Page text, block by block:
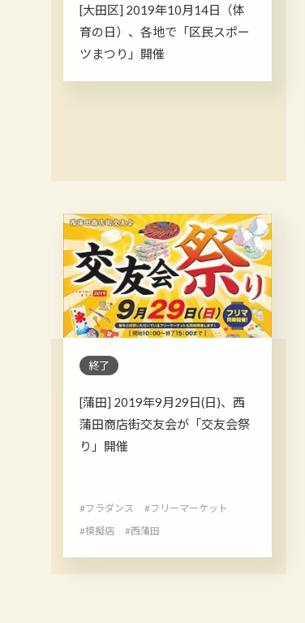
[大田区] 2019年10月14日（体
育の日）、各地で「区民スポー
ツまつり」開催
終了
[蒲田] 2019年9月29日(日)、西
蒲田商店街交友会が「交友会祭
り」開催
#フラダンス
#フリーマーケット
#模擬店
#西蒲田